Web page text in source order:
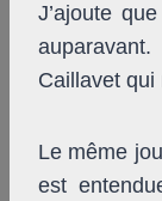
J’ajoute
Caillavet qui
Le même
est